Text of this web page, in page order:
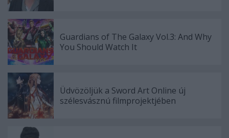
Guardians of The Galaxy Vol.3: And Why
You Should Watch It
Üdvözöljük a Sword Art Online új
szélesvásznú filmprojektjében